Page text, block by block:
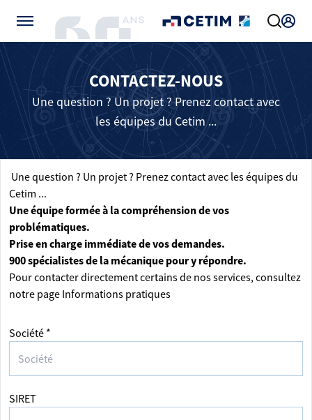
CONTACTEZ-NOUS
Une question ? Un projet ? Prenez contact avec
les équipes du Cetim ...
Une question ? Un projet ? Prenez contact avec les équipes du
Cetim ...
Une équipe formée à la compréhension de vos
problématiques.
Prise en charge immédiate de vos demandes.
900 spécialistes de la mécanique pour y répondre.
Pour contacter directement certains de nos services, consultez
notre page Informations pratiques
Société *
SIRET